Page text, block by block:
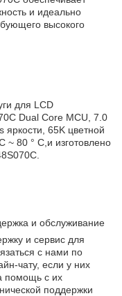
и идеально
высокого
для LCD
Dual Core MCU, 7.0
65K цветной
~ 80 ° C,и изготовлено
и обслуживание
и сервис для
с нами по
чату, если у них
помощь с их
поддержки